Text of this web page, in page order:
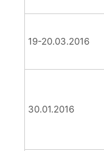
19-20.03.2016
30.01.2016